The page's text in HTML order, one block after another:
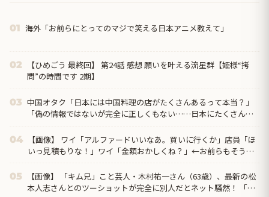
01 海外「お前らにとってのマジで笑える日本アニメ教えて」
02
【ひめごう 最終回】 第24話 感想 願いを叶える流星群【姫様“拷
問”の時間です 2期】
03 中国オタク「日本には中国料理の店がたくさんあるって本当？」
「偽の情報ではないが完全に正しくもない……日本にたくさんあ
04
【画像】 ワイ「アルファードいいなあ。買いに行くか」店員「ほ
いっ見積もりな！」ワイ「金額おかしくね？」←お前らもそう思
05
【画像】 「キム兄」こと芸人・木村祐一さん（63歳）、最新の松
本人志さんとのツーショットが完全に別人だとネット騒然！ 「マ